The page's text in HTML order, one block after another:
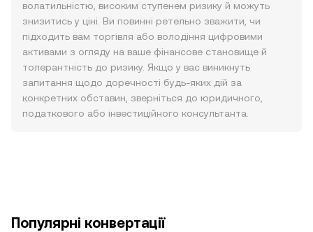
волатильністю, високим ступенем ризику й можуть
знизитись у ціні. Ви повинні ретельно зважити, чи
підходить вам торгівля або володіння цифровими
активами з огляду на ваше фінансове становище й
толерантність до ризику. Якщо у вас виникнуть
запитання щодо доречності будь-яких дій за
конкретних обставин, зверніться до юридичного,
податкового або інвестиційного консультанта.
Популярні конвертації